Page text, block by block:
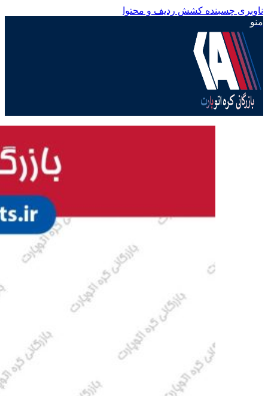
ناوبری چسبنده کشش ردیف و محتوا
منو